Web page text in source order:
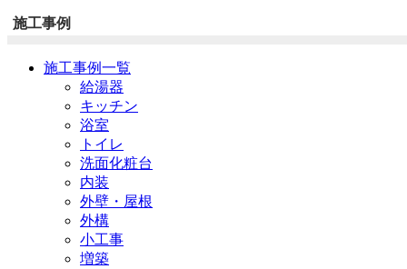
施工事例
施工事例一覧
給湯器
キッチン
浴室
トイレ
洗面化粧台
内装
外壁・屋根
外構
小工事
増築